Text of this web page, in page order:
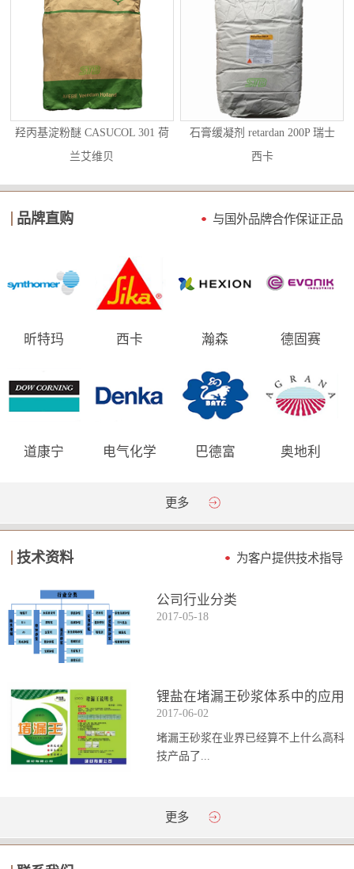
羟丙基淀粉醚 CASUCOL 301 荷
兰艾维贝
石膏缓凝剂 retardan 200P 瑞士
西卡
品牌直购 与国外品牌合作保证正品
昕特玛 西卡 瀚森 德固赛
道康宁 电气化学 巴德富 奥地利
更多
技术资料 为客户提供技术指导
公司行业分类
2017-05-18
锂盐在堵漏王砂浆体系中的应用
2017-06-02
堵漏王砂浆在业界已经算不上什么高科
技产品了...
。简单来说它就是一种能够迅速凝固的
通砂浆的强...
更多